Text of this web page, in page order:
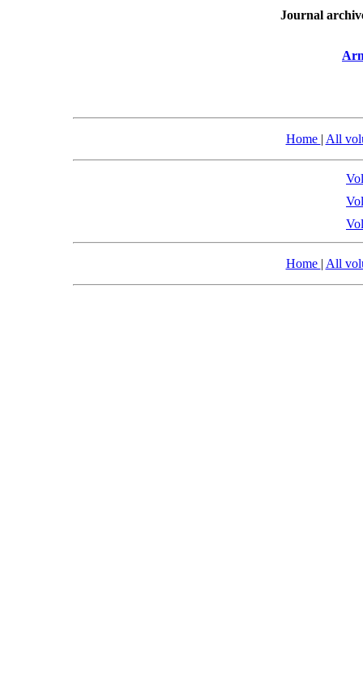
Journal
Home | All
Home | All